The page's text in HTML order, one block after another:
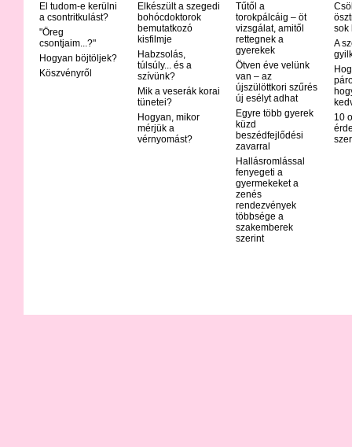
El tudom-e kerülni
a csontritkulást?
"Öreg
csontjaim...?"
Hogyan böjtöljek?
Köszvényről
Elkészült a szegedi
bohócdoktorok
bemutatkozó
kisfilmje
Habzsolás,
túlsúly... és a
szívünk?
Mik a veserák korai
tünetei?
Hogyan, mikor
mérjük a
vérnyomást?
Tűtől a
torokpálcáig – öt
vizsgálat, amitől
rettegnek a
gyerekek
Ötven éve velünk
van – az
újszülöttkori szűrés
új esélyt adhat
Egyre több gyerek
küzd
beszédfejlődési
zavarral
Hallásromlással
fenyegeti a
gyermekeket a
zenés
rendezvények
többsége a
szakemberek
szerint
sok
A
10